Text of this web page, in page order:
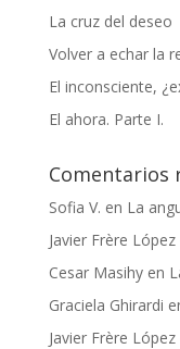
La cruz del deseo
Volver a echar la
El inconsciente,
El ahora. Parte I.
Comentarios
Sofia V. en La
Javier Frère López
Cesar Masihyen
Graciela Ghirardi
Javier Frère López